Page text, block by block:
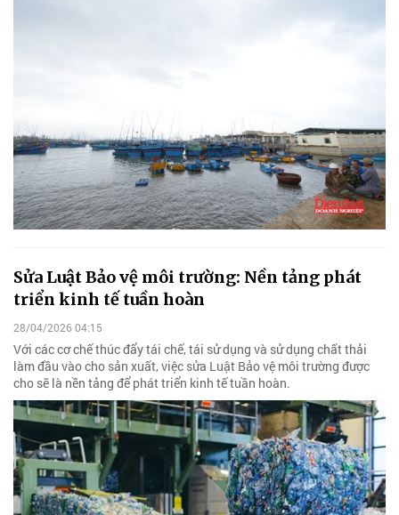
Sửa Luật Bảo vệ môi trường: Nền tảng phát
triển kinh tế tuần hoàn
28/04/2026 04:15
Với các cơ chế thúc đẩy tái chế, tái sử dụng và sử dụng chất thải
làm đầu vào cho sản xuất, việc sửa Luật Bảo vệ môi trường được
cho sẽ là nền tảng để phát triển kinh tế tuần hoàn.